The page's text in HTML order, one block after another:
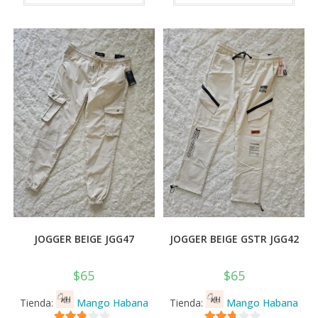
de 5
tiene
variantes.
Las
opciones
se
pueden
elegir
en
la
página
de
producto
de 5
tiene
Las
se
en
la
de
JOGGER BEIGE JGG47
$65
Tienda: Mango Habana
JOGGER BEIGE GSTR JGG42
$65
Tienda: Mango Habana